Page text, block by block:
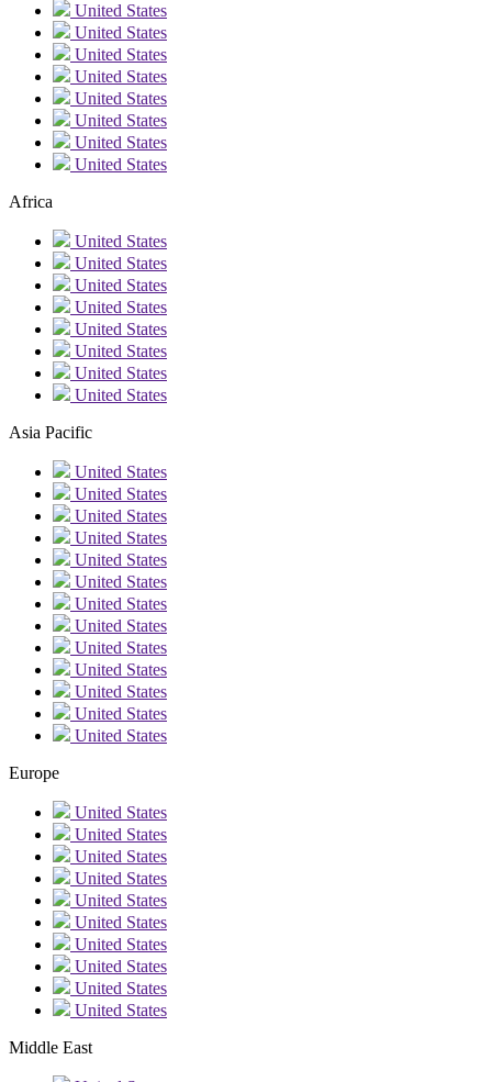
United States
United States
United States
United States
United States
United States
United States
United States
Africa
United States
United States
United States
United States
United States
United States
United States
United States
Asia Pacific
United States
United States
United States
United States
United States
United States
United States
United States
United States
United States
United States
United States
United States
Europe
United States
United States
United States
United States
United States
United States
United States
United States
United States
United States
Middle East